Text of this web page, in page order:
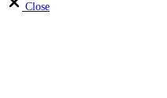
Close